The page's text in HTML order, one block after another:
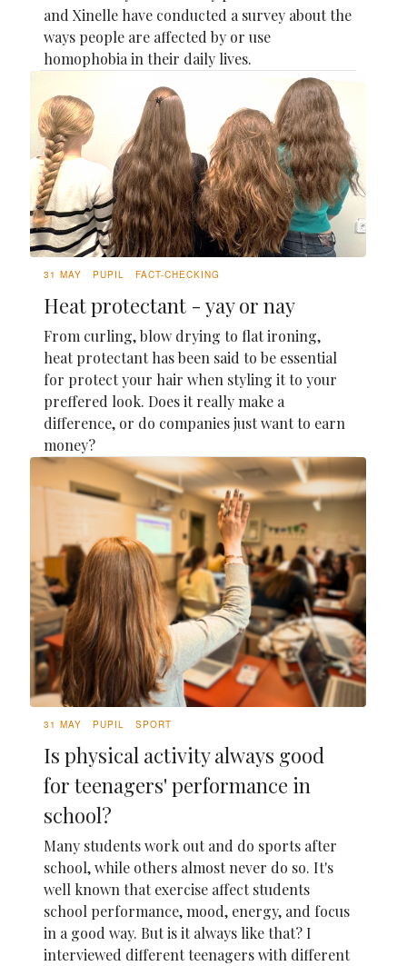
and Xinelle have conducted a survey about the
ways people are affected by or use
homophobia in their daily lives.
31 MAY PUPIL FACT-CHECKING
Heat protectant - yay or nay
From curling, blow drying to flat ironing,
heat protectant has been said to be essential
for protect your hair when styling it to your
preffered look. Does it really make a
difference, or do companies just want to earn
money?
31 MAY PUPIL SPORT
Is physical activity always good
for teenagers' performance in
school?
Many students work out and do sports after
school, while others almost never do so. It's
well known that exercise affect students
school performance, mood, energy, and focus
in a good way. But is it always like that? I
interviewed different teenagers with different